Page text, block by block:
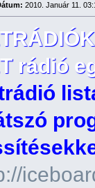
2010. Január 11.
rádió